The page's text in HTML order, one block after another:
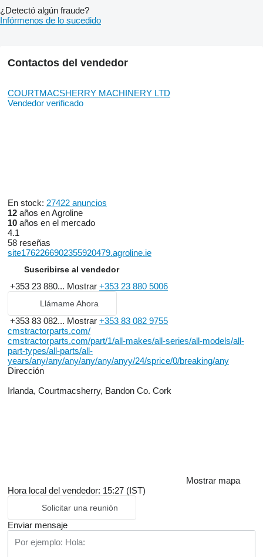
¿Detectó algún fraude?
Infórmenos de lo sucedido
Contactos del vendedor
COURTMACSHERRY MACHINERY LTD
Vendedor verificado
En stock: 27422 anuncios
12 años en Agroline
10 años en el mercado
4.1
58 reseñas
site1762266902355920479.agroline.ie
Suscribirse al vendedor
+353 23 880... Mostrar +353 23 880 5006
Llámame Ahora
+353 83 082... Mostrar +353 83 082 9755
cmstractorparts.com/
cmstractorparts.com/part/1/all-makes/all-series/all-models/all-
part-types/all-parts/all-
years/any/any/any/any/any/anyy/24/sprice/0/breaking/any
Dirección
Irlanda, Courtmacsherry, Bandon Co. Cork
Mostrar mapa
Hora local del vendedor: 15:27 (IST)
Solicitar una reunión
Enviar mensaje